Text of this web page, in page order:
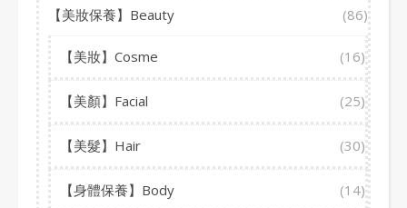
【美妝保養】Beauty (86)
【美妝】Cosme (16)
【美顏】Facial (25)
【美髮】Hair (30)
【身體保養】Body (14)